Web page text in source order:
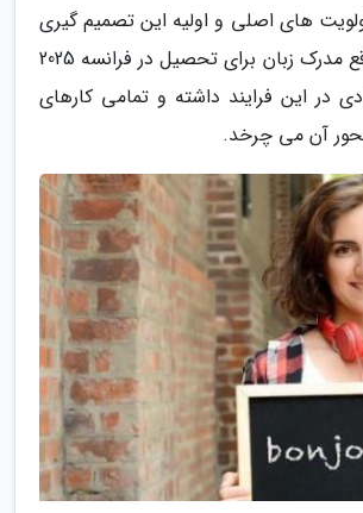
های اصلی و اولیه این تصمیم گیری
هستند، اما در واقع مدرک زبان برای تحصیل در فرانسه 2025
در این فرایند داشته و تمامی کارهای
آن می چرخد.